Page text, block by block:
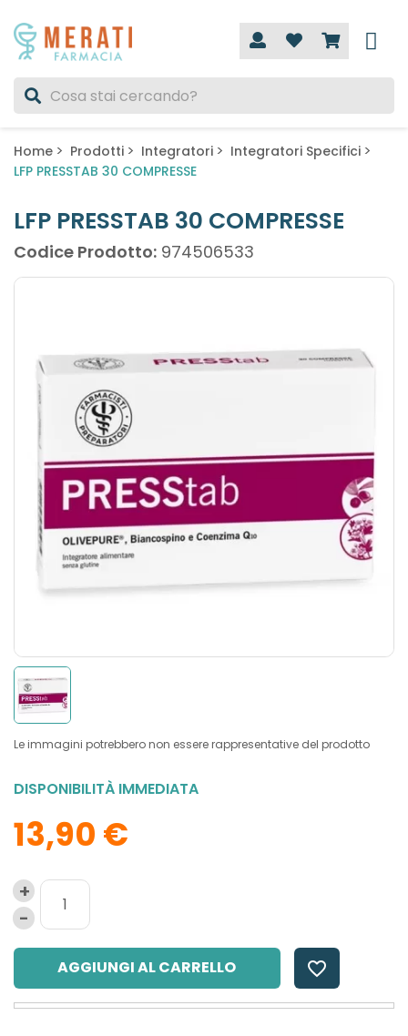
Home Prodotti Integratori
Integratori Specifici
LFP PRESSTAB 30 COMPRESSE
LFP PRESSTAB 30 COMPRESSE
Codice Prodotto: 974506533
Le immagini potrebbero non essere rappresentative del prodotto
DISPONIBILITÀ IMMEDIATA
13,90 €
AGGIUNGI AL CARRELLO favorite_border